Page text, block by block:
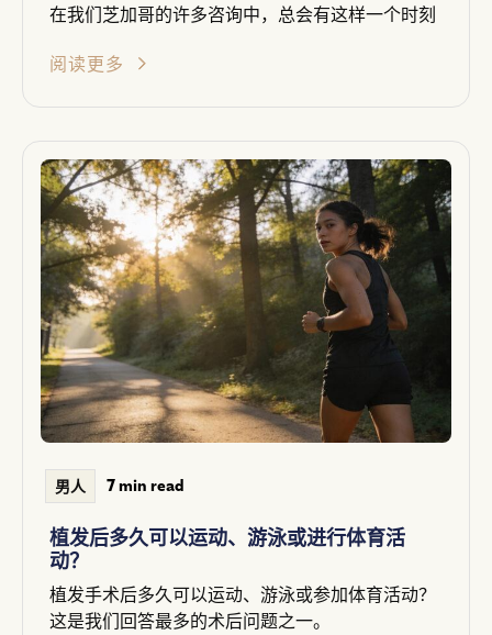
在我们芝加哥的许多咨询中，总会有这样一个时刻
阅读更多
男人 7 min read
植发后多久可以运动、游泳或进行体育活
动？
植发手术后多久可以运动、游泳或参加体育活动？
这是我们回答最多的术后问题之一。